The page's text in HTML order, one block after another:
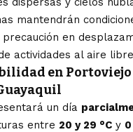
mantendrán
en
actividades al aire
en Portoviejo
un día
entre 20 y 29 °C y